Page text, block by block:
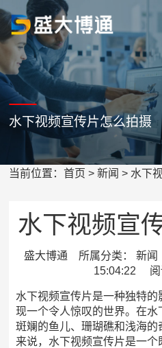
水下视频宣传片怎么拍摄
当前位置：首页 >新闻 > 水下
水下视频宣
盛大博通 所属分类： 新
15:04:22 阅
水下视频宣传片是一种独特
现一个令人惊叹的世界。在
斑斓的鱼儿、珊瑚礁和浅海
来说，水下视频宣传片是一